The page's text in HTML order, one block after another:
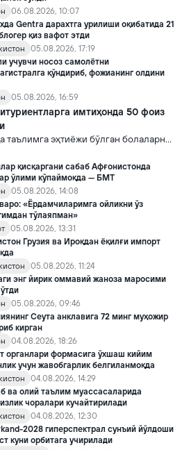
06.08.2026, 10:07
Gentra дарахтга урилиши оқибатида 21
қиз вафот этди
05.08.2026, 17:19
учувчи носоз самолётни
қўндириб, фожианинг олдини
05.08.2026, 16:59
имтиҳонда 50 фоиз
таълимга эҳтиёжи бўлган болаларни
билан қамраб олиш тизимини
қўшимча чора-тадбирлар
инклюзив таълим соҳасида қатор
этилади.
қисқаргани сабаб Афғонистонда
ўлими кўпаймоқда — БМТ
05.08.2026, 14:08
«Ёрдамчиларимга ойликни ўз
тўлаяпман»
05.08.2026, 13:31
Грузия ва Ироқдан ёқилғи импорт
05.08.2026, 11:24
энг йирик оммавий жаноза маросими
05.08.2026, 09:46
Сеута анклавига 72 минг муҳожир
кирган
04.08.2026, 18:26
органлари формасига ўхшаш кийим
учун жавобгарлик белгиланмоқда
04.08.2026, 14:29
ва олий таълим муассасаларида
чоралари кучайтирилади
04.08.2026, 12:30
2028 гиперспектрал сунъий йўлдоши
куни орбитага учирилади